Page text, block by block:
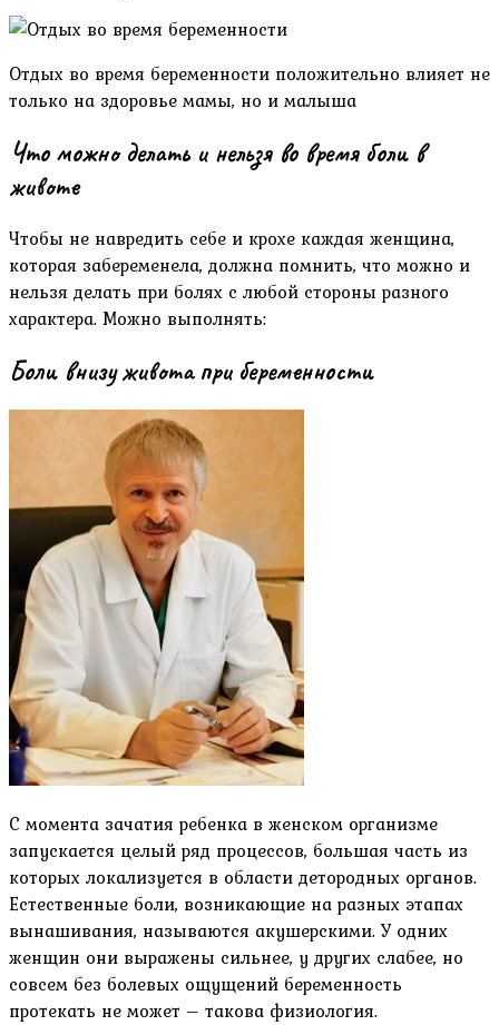
Отдых во время беременности положительно влияет не
только на здоровье мамы, но и малыша
Что можно делать и нельзя во время боли в
животе
Чтобы не навредить себе и крохе каждая женщина,
которая забеременела, должна помнить, что можно и
нельзя делать при болях с любой стороны разного
характера. Можно выполнять:
Боли внизу живота при беременности
С момента зачатия ребенка в женском организме
запускается целый ряд процессов, большая часть из
которых локализуется в области детородных органов.
Естественные боли, возникающие на разных этапах
вынашивания, называются акушерскими. У одних
женщин они выражены сильнее, у других слабее, но
совсем без болевых ощущений беременность
протекать не может – такова физиология.